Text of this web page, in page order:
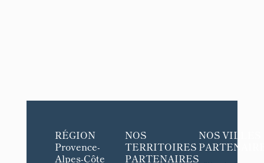
RÉGION
Provence-
Alpes-Côte
NOS
TERRITOIRES
PARTENAIRES
NOS VILLES